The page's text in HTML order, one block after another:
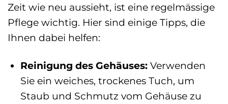
Zeit wie neu aussieht, ist eine regelmässige
Pflege wichtig. Hier sind einige Tipps, die
Ihnen dabei helfen:
Reinigung des Gehäuses:Verwenden
Sie ein weiches, trockenes Tuch, um
Staub und Schmutz vom Gehäuse zu